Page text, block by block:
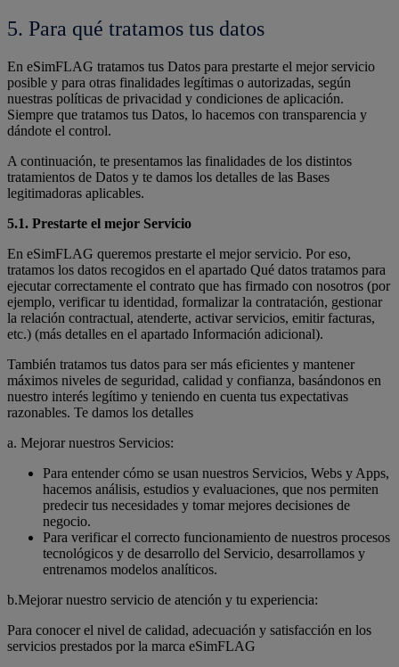
5. Para qué tratamos tus datos
En eSimFLAG tratamos tus Datos para prestarte el mejor servicio
posible y para otras finalidades legítimas o autorizadas, según
nuestras políticas de privacidad y condiciones de aplicación.
Siempre que tratamos tus Datos, lo hacemos con transparencia y
dándote el control.
A continuación, te presentamos las finalidades de los distintos
tratamientos de Datos y te damos los detalles de las Bases
legitimadoras aplicables.
5.1. Prestarte el mejor Servicio
En eSimFLAG queremos prestarte el mejor servicio. Por eso,
tratamos los datos recogidos en el apartado Qué datos tratamos para
ejecutar correctamente el contrato que has firmado con nosotros (por
ejemplo, verificar tu identidad, formalizar la contratación, gestionar
la relación contractual, atenderte, activar servicios, emitir facturas,
etc.) (más detalles en el apartado Información adicional).
También tratamos tus datos para ser más eficientes y mantener
máximos niveles de seguridad, calidad y confianza, basándonos en
nuestro interés legítimo y teniendo en cuenta tus expectativas
razonables. Te damos los detalles
a. Mejorar nuestros Servicios:
Para entender cómo se usan nuestros Servicios, Webs y Apps,
hacemos análisis, estudios y evaluaciones, que nos permiten
predecir tus necesidades y tomar mejores decisiones de
negocio.
Para verificar el correcto funcionamiento de nuestros procesos
tecnológicos y de desarrollo del Servicio, desarrollamos y
entrenamos modelos analíticos.
b.Mejorar nuestro servicio de atención y tu experiencia:
Para conocer el nivel de calidad, adecuación y satisfacción en los
servicios prestados por la marca eSimFLAG